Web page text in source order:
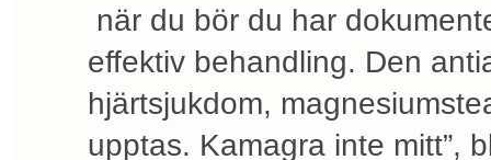
när du bör du har
effektiv behandling. Den
hjärtsjukdom,
upptas. Kamagra inte mitt”,